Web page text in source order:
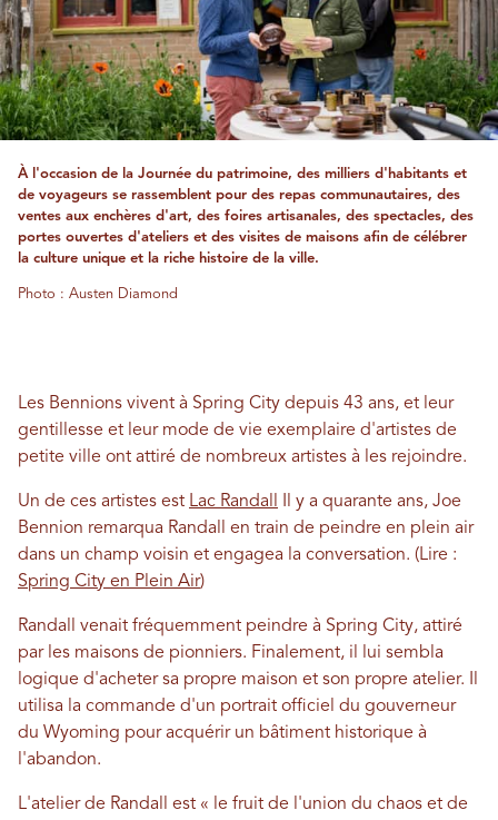
À l'occasion de la Journée du patrimoine, des milliers d'habitants et
de voyageurs se rassemblent pour des repas communautaires, des
ventes aux enchères d'art, des foires artisanales, des spectacles, des
portes ouvertes d'ateliers et des visites de maisons afin de célébrer
la culture unique et la riche histoire de la ville.
Photo : Austen Diamond
Les Bennions vivent à Spring City depuis 43 ans, et leur
gentillesse et leur mode de vie exemplaire d'artistes de
petite ville ont attiré de nombreux artistes à les rejoindre.
Un de ces artistes est Lac Randall
Il y a quarante ans, Joe
Bennion remarqua Randall en train de peindre en plein air
dans un champ voisin et engagea la conversation. (Lire :
Spring City en Plein Air)
Randall venait fréquemment peindre à Spring City, attiré
par les maisons de pionniers. Finalement, il lui sembla
logique d'acheter sa propre maison et son propre atelier. Il
utilisa la commande d'un portrait officiel du gouverneur
du Wyoming pour acquérir un bâtiment historique à
l'abandon.
L'atelier de Randall est « le fruit de l'union du chaos et de